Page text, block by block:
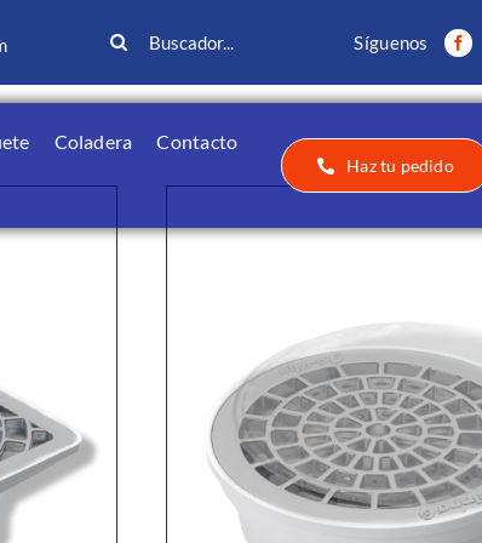
for:
Síguenos
Coladera
Contacto
Haz tu pedido